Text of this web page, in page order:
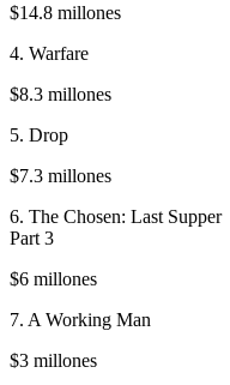
$14.8 millones
4. Warfare
$8.3 millones
5. Drop
$7.3 millones
6. The Chosen: Last Supper
Part 3
$6 millones
7. A Working Man
$3 millones